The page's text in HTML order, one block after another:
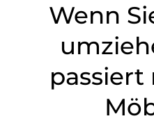
Wenn